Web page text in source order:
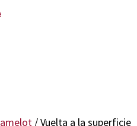
/ Vuelta a la superficie